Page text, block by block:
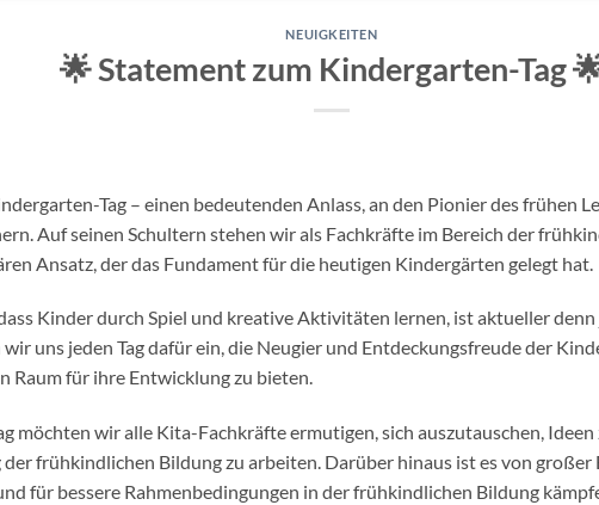
NEUIGKEITEN
🌟 Statement zum Kindergarten-Tag
Tag – einen bedeutenden Anlass, an den Pionier des frühen
Auf seinen Schultern stehen wir als Fachkräfte im Bereich der
Ansatz, der das Fundament für die heutigen Kindergärten gelegt hat.
Kinder durch Spiel und kreative Aktivitäten lernen, ist aktueller
uns jeden Tag dafür ein, die Neugier und Entdeckungsfreude der
Raum für ihre Entwicklung zu bieten.
möchten wir alle Kita-Fachkräfte ermutigen, sich auszutauschen,
frühkindlichen Bildung zu arbeiten. Darüber hinaus ist es von großer
für bessere Rahmenbedingungen in der frühkindlichen Bildung